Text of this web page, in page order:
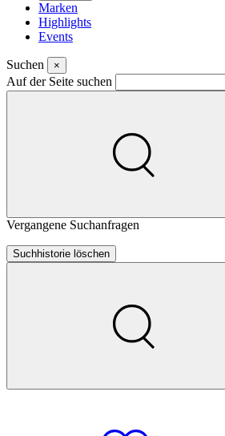
Marken
Highlights
Events
Suchen ×
Auf der Seite suchen
Vergangene Suchanfragen
Suchhistorie löschen